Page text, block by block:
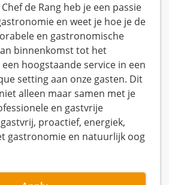
de Rang heb je een passie
en weet je hoe je de
en gastronomische
binnenkomst tot het
een hoogstaande service in een
setting aan onze gasten. Dit
alleen maar samen met je
en gastvrije
gastvrij, proactief, energiek,
gastronomie en natuurlijk oog